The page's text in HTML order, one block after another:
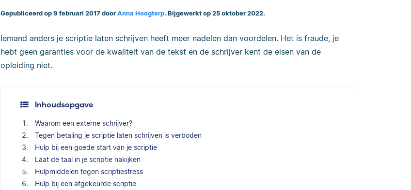
Gepubliceerd op 9 februari 2017 door Anna Hoogterp. Bijgewerkt op 25 oktober 2022.
Iemand anders je scriptie laten schrijven heeft meer nadelen dan voordelen. Het is fraude, je
hebt geen garanties voor de kwaliteit van de tekst en de schrijver kent de eisen van de
opleiding niet.
Inhoudsopgave
Waarom een externe schrijver?
Tegen betaling je scriptie laten schrijven is verboden
Hulp bij een goede start van je scriptie
Laat de taal in je scriptie nakijken
Hulpmiddelen tegen scriptiestress
Hulp bij een afgekeurde scriptie